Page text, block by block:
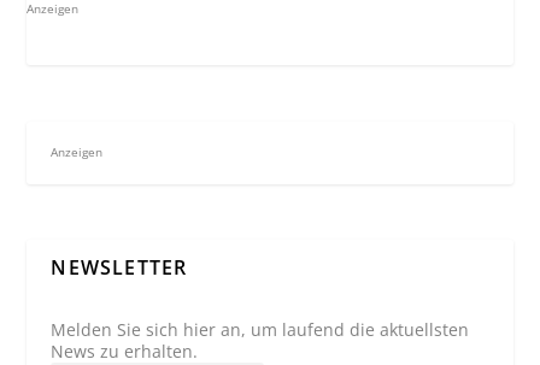
Anzeigen
Anzeigen
NEWSLETTER
Melden Sie sich hier an, um laufend die aktuellsten
News zu erhalten.